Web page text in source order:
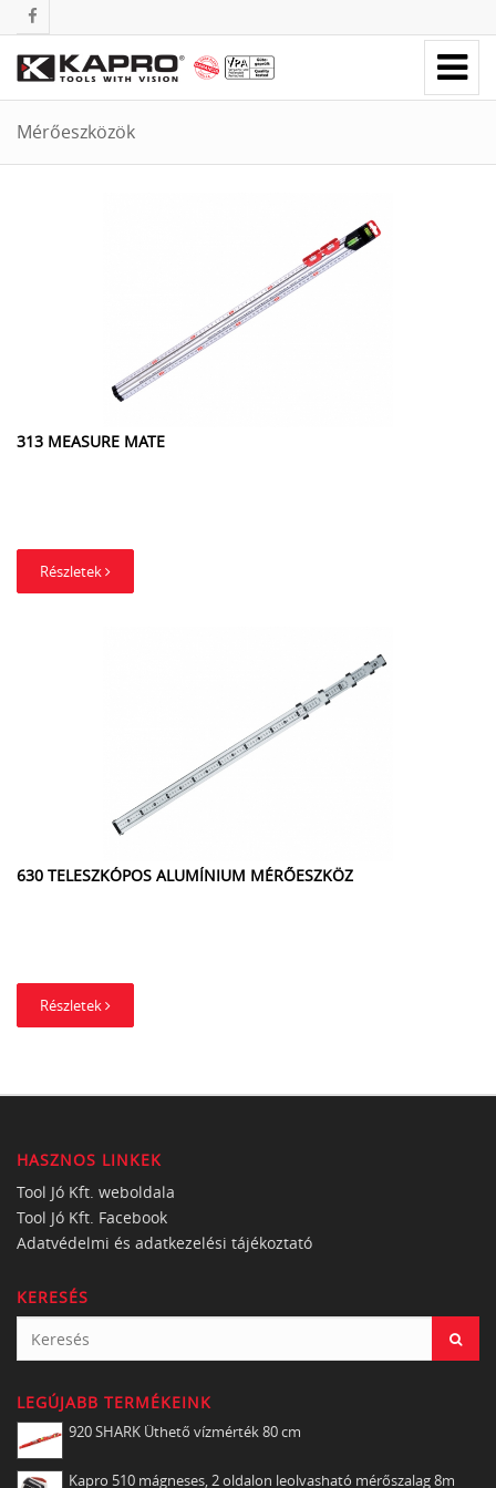
Mérőeszközök
313 MEASURE MATE
Részletek
630 TELESZKÓPOS ALUMÍNIUM MÉRŐESZKÖZ
Részletek
HASZNOS LINKEK
Tool Jó Kft. weboldala
Tool Jó Kft. Facebook
Adatvédelmi és adatkezelési tájékoztató
KERESÉS
LEGÚJABB TERMÉKEINK
920 SHARK Üthető vízmérték 80 cm
Kapro 510 mágneses, 2 oldalon leolvasható mérőszalag 8m